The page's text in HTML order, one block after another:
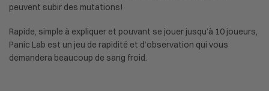
peuvent subir des mutations!
Rapide, simple à expliquer et pouvant se jouer jusqu’à 10 joueurs,
Panic Lab est un jeu de rapidité et d’observation qui vous
demandera beaucoup de sang froid.